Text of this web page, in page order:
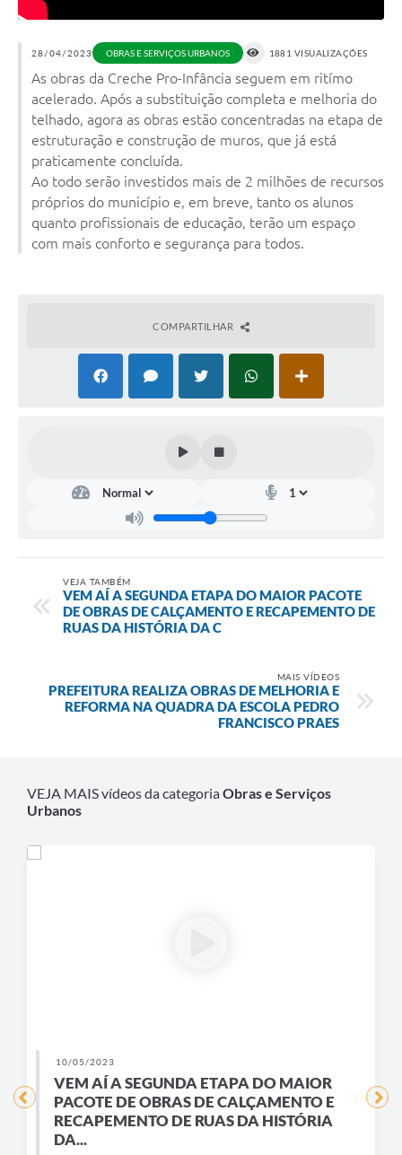
Galeria de Vídeos
Projetos
Contas Públicas
Legislação
28/04/2023 OBRAS E SERVIÇOS URBANOS 1881 VISUALIZAÇÕES
As obras da Creche Pro-Infância seguem em ritímo
acelerado. Após a substituição completa e melhoria do
telhado, agora as obras estão concentradas na etapa de
estruturação e construção de muros, que já está
praticamente concluída.
Ao todo serão investidos mais de 2 milhões de recursos
próprios do município e, em breve, tanto os alunos
quanto profissionais de educação, terão um espaço
com mais conforto e segurança para todos.
COMPARTILHAR
VEJA TAMBÉM
VEM AÍ A SEGUNDA ETAPA DO MAIOR PACOTE
DE OBRAS DE CALÇAMENTO E RECAPEMENTO DE
RUAS DA HISTÓRIA DA C
MAIS VÍDEOS
PREFEITURA REALIZA OBRAS DE MELHORIA E
REFORMA NA QUADRA DA ESCOLA PEDRO
FRANCISCO PRAES
VEJA MAIS vídeos da categoriaObras e Serviços
Urbanos
E
EM GUARACIAMA PRÉDIOS PÚBLICOS
SERÃO ABASTECIDOS COM ENERGIA
SOLAR